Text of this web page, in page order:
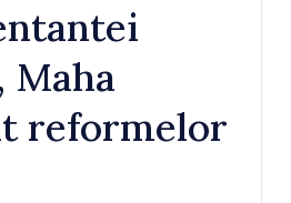
Maha
reformelor